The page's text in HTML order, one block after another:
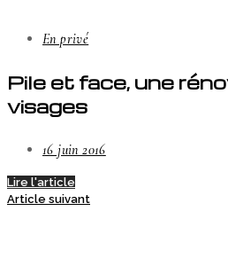
En privé
Pile et face, une
visages
16 juin 2016
Lire l'article
Article suivant